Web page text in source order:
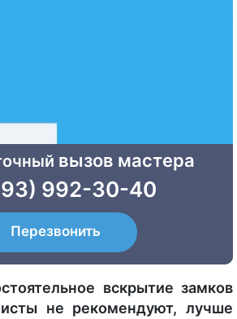
вызов мастера
992-30-40
Перезвонить
вскрытие замков
не рекомендуют, лучше